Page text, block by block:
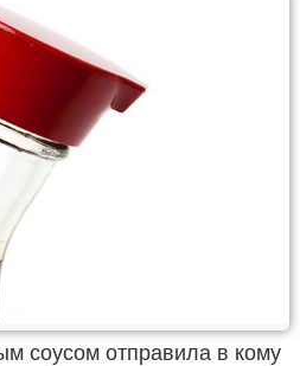
соусом отправила в кому